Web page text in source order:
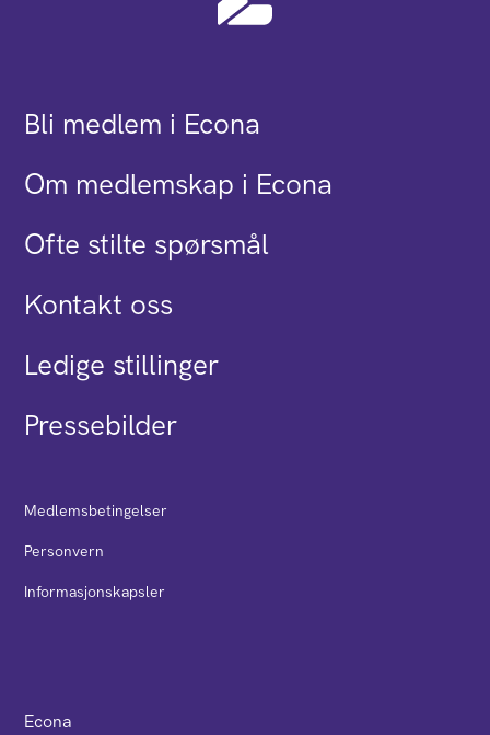
Bli medlem i Econa
Om medlemskap i Econa
Ofte stilte spørsmål
Kontakt oss
Ledige stillinger
Pressebilder
Medlemsbetingelser
Personvern
Informasjonskapsler
Econa